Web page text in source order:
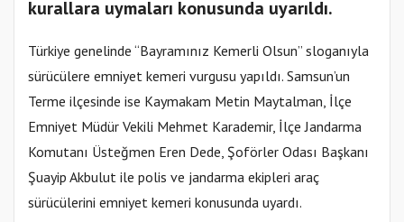
kurallara uymaları konusunda uyarıldı.
Türkiye genelinde “Bayramınız Kemerli Olsun” sloganıyla
sürücülere emniyet kemeri vurgusu yapıldı. Samsun’un
Terme ilçesinde ise Kaymakam Metin Maytalman, İlçe
Emniyet Müdür Vekili Mehmet Karademir, İlçe Jandarma
Komutanı Üsteğmen Eren Dede, Şoförler Odası Başkanı
Şuayip Akbulut ile polis ve jandarma ekipleri araç
sürücülerini emniyet kemeri konusunda uyardı.